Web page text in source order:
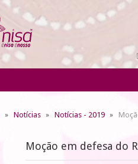
Notícias Notícias - 2019
Moção em defesa do